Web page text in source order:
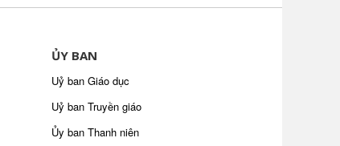
ỦY BAN
Uỷ ban Giáo dục
Uỷ ban Truyền giáo
Ủy ban Thanh niên